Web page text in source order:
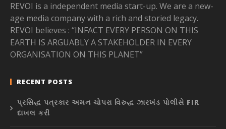
REVOI is a independent media start-up. We are a new-
age media company with a rich and storied legacy.
REVOI believes : “INFACT EVERY PERSON ON THIS
EARTH IS ARGUABLY A STAKEHOLDER IN EVERY
ORGANISATION ON THIS PLANET”
RECENT POSTS
પ્રસિદ્ધ પત્રકાર અમન ચોપરા વિરુદ્ધ ઝારખંડ પોલીસે FIR
દાખલ કરી